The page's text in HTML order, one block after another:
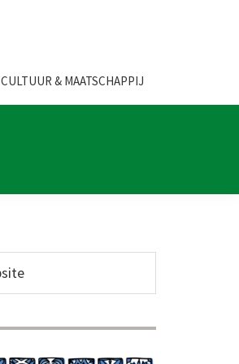
CULTUUR & MAATSCHAPPIJ